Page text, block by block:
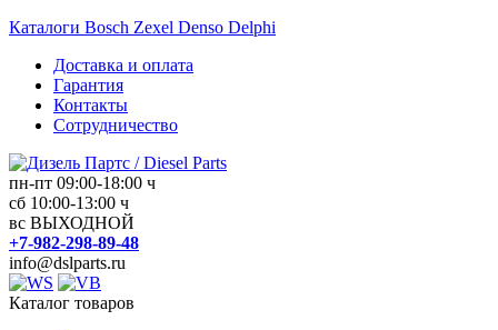
Перейти
содержимому
Каталоги Bosch Zexel Denso Delphi
Доставка и оплата
Гарантия
Контакты
Сотрудничество
Дизель
Партс
/
Diesel
Parts
пн-пт 09:00-18:00 ч
сб 10:00-13:00 ч
вс ВЫХОДНОЙ
+7-982-298-89-48
info@dslparts.ru
Каталог товаров